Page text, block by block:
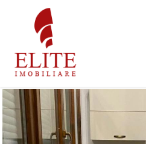
ELITE
Main Nav